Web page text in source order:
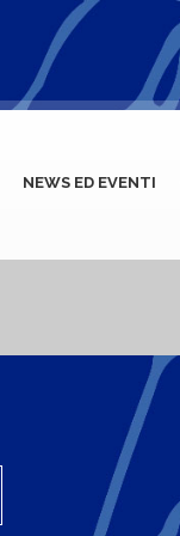
NEWS ED EVENTI